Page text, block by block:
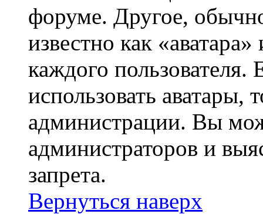
форуме. Другое,
известно как
каждого
использовать аватары,
администрации. Вы
администраторов и
запрета.
Вернуться наверх